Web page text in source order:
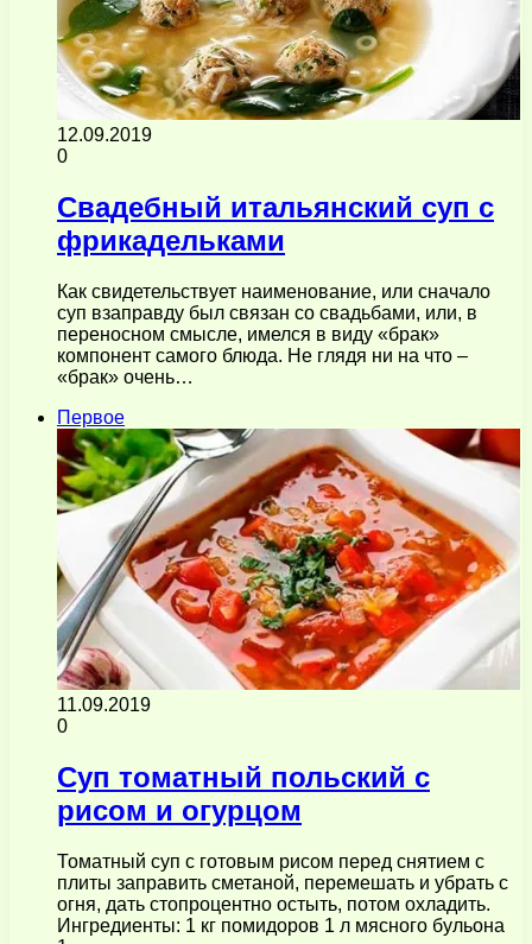
12.09.2019
0
Свадебный итальянский суп с
фрикадельками
Как свидетельствует наименование, или сначало
суп взаправду был связан со свадьбами, или, в
переносном смысле, имелся в виду «брак»
компонент самого блюда. Не глядя ни на что –
«брак» очень…
Первое
11.09.2019
0
Суп томатный польский с
рисом и огурцом
Томатный суп с готовым рисом перед снятием с
плиты заправить сметаной, перемешать и убрать с
огня, дать стопроцентно остыть, потом охладить.
Ингредиенты: 1 кг помидоров 1 л мясного бульона